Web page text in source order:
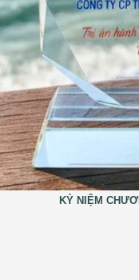
KỶ NIỆM